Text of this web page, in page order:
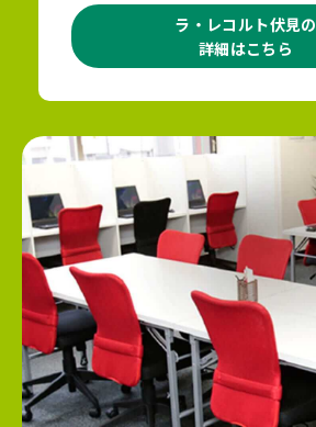
ラ・レコルト伏見の
詳細はこちら